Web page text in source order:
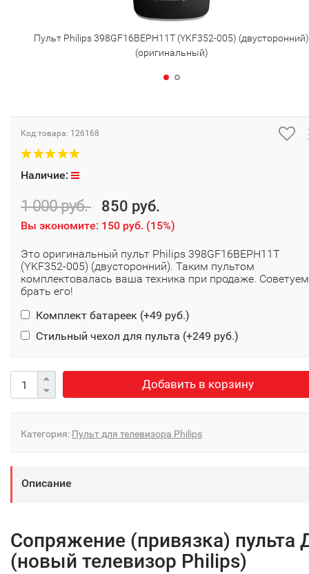
Пульт Philips 398GF16BEPH11T (YKF352-005) (двусторонний)
(оригинальный)
Код товара: 126168
Наличие:
1 000 руб. 850 руб.
Вы экономите: 150 руб. (15%)
Это оригинальный пульт Philips 398GF16BEPH11T
(YKF352-005) (двусторонний). Таким пультом
комплектовалась ваша техника при продаже. Советуем
брать его!
Комплект батареек (+49 руб.)
Стильный чехол для пульта (+249 руб.)
Добавить в корзину
Категория: Пульт для телевизора Philips
Описание
Сопряжение (привязка) пульта
(новый телевизор Philips)